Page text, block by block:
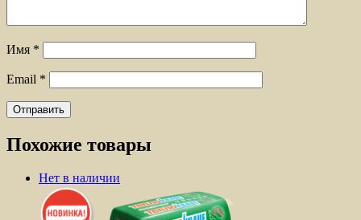
Имя *
Email *
Похожие товары
Нет в наличии